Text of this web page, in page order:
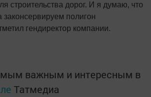
строительства дорог. И я думаю, что
законсервируем полигон
гендиректор компании.
важным и интересным в
Татмедиа